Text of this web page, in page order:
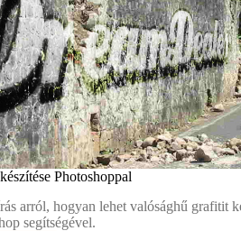
Photoshoppal
arról, hogyan lehet valósághű grafitit
segítségével.